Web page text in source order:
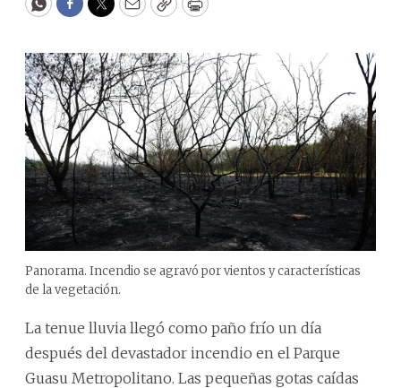
WhatsApp
Facebook
Twitter
EmailCopyPrint
Panorama. Incendio se agravó por vientos y características
de la vegetación.
La tenue lluvia llegó como paño frío un día
después del devastador incendio en el Parque
Guasu Metropolitano. Las pequeñas gotas caídas